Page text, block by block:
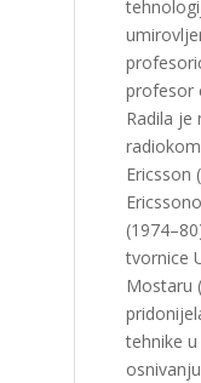
profesor
Radila je
Ericsson
tvornice
Mostaru
tehnike